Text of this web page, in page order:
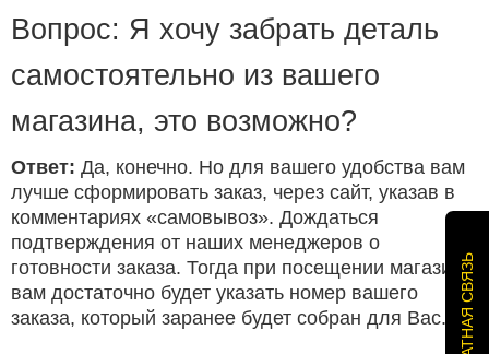
Вопрос: Я хочу забрать деталь
самостоятельно из вашего
магазина, это возможно?
Ответ: Да, конечно. Но для вашего удобства вам
лучше сформировать заказ, через сайт, указав в
комментариях «самовывоз». Дождаться
подтверждения от наших менеджеров о
готовности заказа. Тогда при посещении магазина
вам достаточно будет указать номер вашего
заказа, который заранее будет собран для Вас.
ОБРАТНАЯ СВЯЗЬ